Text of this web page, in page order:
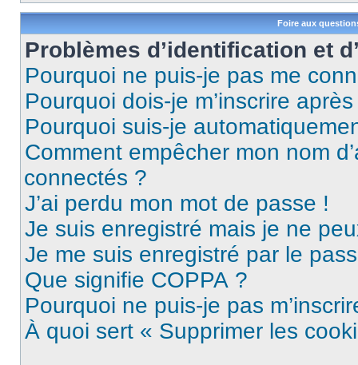
Foire aux
Problèmes d’identification et
Pourquoi ne puis-je pas me
Pourquoi dois-je m’inscrire
Pourquoi suis-je
Comment empêcher mon nom
connectés ?
J’ai perdu mon mot de passe !
Je suis enregistré mais je ne
Je me suis enregistré par le
Que signifie COPPA ?
Pourquoi ne puis-je pas
À quoi sert « Supprimer les